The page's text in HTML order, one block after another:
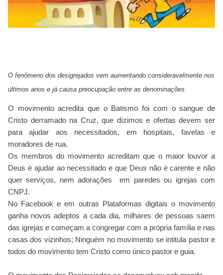
O fenômeno dos desigrejados vem aumentando consideravelmente nos
últimos anos e já causa preocupação entre as denominações.
O movimento acredita que o Batismo foi com o sangue de
Cristo derramado na Cruz, que dízimos e ofertas devem ser
para ajudar aos necessitados, em hospitais, favelas e
moradores de rua.
Os membros do movimento acreditam que o maior louvor a
Deus é ajudar ao necessitado e que Deus não é carente e não
quer serviços, nem adorações em paredes ou igrejas com
CNPJ.
No Facebook e em outras Plataformas digitais o movimento
ganha novos adeptos a cada dia, milhares de pessoas saem
das igrejas e começam a congregar com a própria família e nas
casas dos vizinhos; Ninguém no movimento se intitula pastor e
todos do movimento tem Cristo como único pastor e guia.